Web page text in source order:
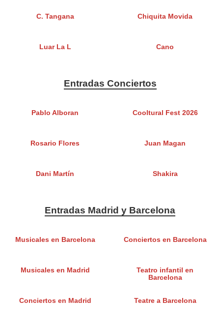
C. Tangana Chiquita Movida
Luar La L Cano
Entradas Conciertos
Pablo Alboran Cooltural Fest 2026
Rosario Flores Juan Magan
Dani Martín Shakira
Entradas Madrid y Barcelona
Musicales en Barcelona Conciertos en Barcelona
Musicales en Madrid
Teatro infantil en
Barcelona
Conciertos en Madrid Teatre a Barcelona